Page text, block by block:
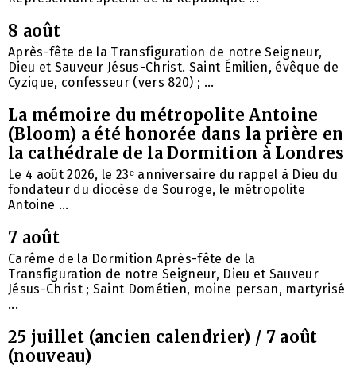
8 août
Après-fête de la Transfiguration de notre Seigneur,
Dieu et Sauveur Jésus-Christ. Saint Émilien, évêque de
Cyzique, confesseur (vers 820) ; ...
La mémoire du métropolite Antoine
(Bloom) a été honorée dans la prière en
la cathédrale de la Dormition à Londres
Le 4 août 2026, le 23ᵉ anniversaire du rappel à Dieu du
fondateur du diocèse de Souroge, le métropolite
Antoine ...
7 août
Carême de la Dormition Après-fête de la
Transfiguration de notre Seigneur, Dieu et Sauveur
Jésus-Christ ; Saint Dométien, moine persan, martyrisé
...
25 juillet (ancien calendrier) / 7 août
(nouveau)